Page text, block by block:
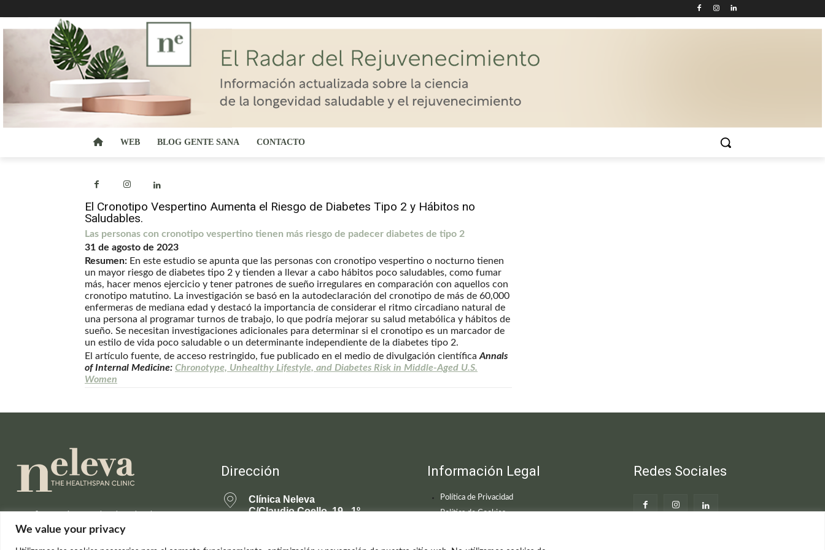
We value your privacy
WEB BLOG GENTE SANA CONTACTO
El Cronotipo Vespertino Aumenta el Riesgo de Diabetes Tipo 2 y Hábitos no
Saludables.
Las personas con cronotipo vespertino tienen más riesgo de padecer diabetes de tipo 2
31 de agosto de 2023
Resumen: En este estudio se apunta que las personas con cronotipo vespertino o nocturno tienen
un mayor riesgo de diabetes tipo 2 y tienden a llevar a cabo hábitos poco saludables, como fumar
más, hacer menos ejercicio y tener patrones de sueño irregulares en comparación con aquellos con
cronotipo matutino. La investigación se basó en la autodeclaración del cronotipo de más de 60,000
enfermeras de mediana edad y destacó la importancia de considerar el ritmo circadiano natural de
una persona al programar turnos de trabajo, lo que podría mejorar su salud metabólica y hábitos de
sueño. Se necesitan investigaciones adicionales para determinar si el cronotipo es un marcador de
un estilo de vida poco saludable o un determinante independiente de la diabetes tipo 2.
El artículo fuente, de acceso restringido, fue publicado en el medio de divulgación científica Annals
of Internal Medicine: Chronotype, Unhealthy Lifestyle, and Diabetes Risk in Middle-Aged U.S.
Women
Información actualizada sobre la
ciencia de la longevidad saludable y el
Dirección
Clínica Neleva
C/Claudio Coello, 19 - 1º
Información Legal
Política de Privacidad
Política de Cookies
Redes Sociales